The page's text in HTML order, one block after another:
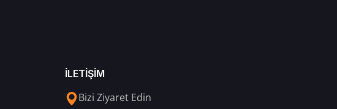
İLETİŞİM
Bizi Ziyaret Edin